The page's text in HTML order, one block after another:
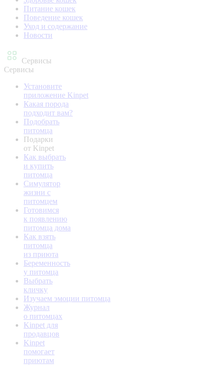
Питание кошек
Поведение кошек
Уход и содержание
Новости
Сервисы
Сервисы
Установите
приложение Kinpet
Какая порода
подходит вам?
Подобрать
питомца
Подарки
от Kinpet
Как выбрать
и купить
питомца
Симулятор
жизни с
питомцем
Готовимся
к появлению
питомца дома
Как взять
питомца
из приюта
Беременность
у питомца
Выбрать
кличку
Изучаем эмоции питомца
Журнал
о питомцах
Kinpet для
продавцов
Kinpet
помогает
приютам